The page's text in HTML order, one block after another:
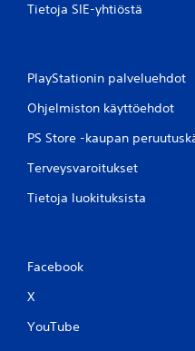
Tietoja SIE-yhtiöstä
PlayStationin palveluehdot
Ohjelmiston käyttöehdot
PS Store -kaupan
Terveysvaroitukset
Tietoja luokituksista
Facebook
X
YouTube